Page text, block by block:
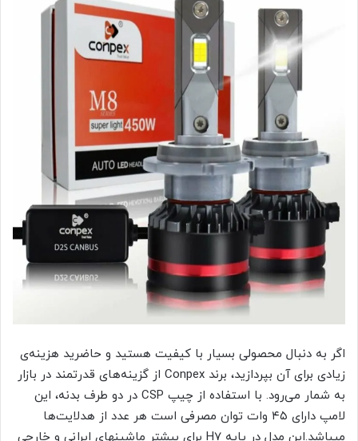
اگر به دنبال محصولی بسیار با کیفیت هستید و حاضرید هزینه‌ی
زیادی برای آن بپردازید، برند Conpex از گزینه‌های قدرتمند در بازار
به شمار می‌رود. با استفاده از چیپ CSP در دو طرف بدنه، این
لامپ دارای ۴۵ وات توان مصرفی است هر عدد از هدلایت‌ها
میباشد.این مدل در پایه H7 برای بیشتر ماشینهای ایرانی و خارجی